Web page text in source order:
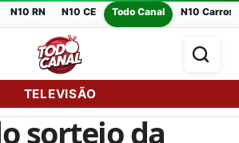
N10 RN N10 CE Todo Canal N10 Carros
TELEVISÃO
sorteio da